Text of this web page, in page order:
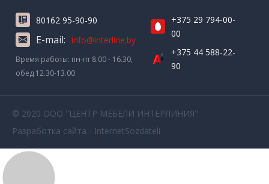
80162 95-90-90
E-mail: info@interline.by
Время работы: пн-пт 8.00 - 16.30,
обед 12.30-13.00
+375 29 794-00-
00
+375 44 588-22-
90
© 2020 ООО "ЦЕНТР МЕБЕЛИ ИНТЕРЛИНИЯ"
Разработка сайта - InternetSozdateli